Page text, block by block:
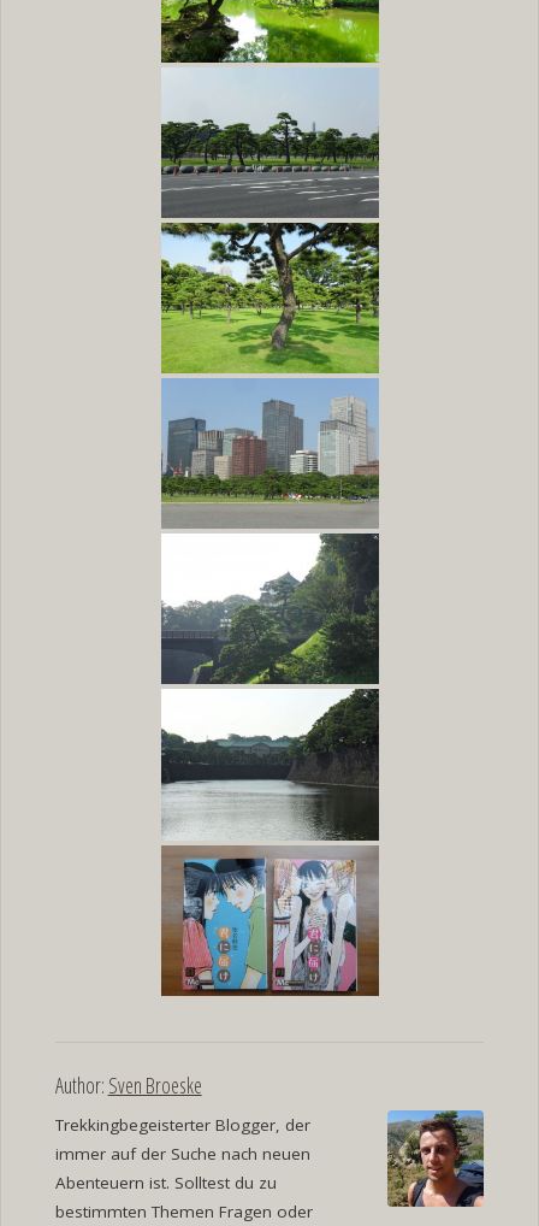
Author: Sven Broeske
Trekkingbegeisterter Blogger, der
immer auf der Suche nach neuen
Abenteuern ist. Solltest du zu
bestimmten Themen Fragen oder